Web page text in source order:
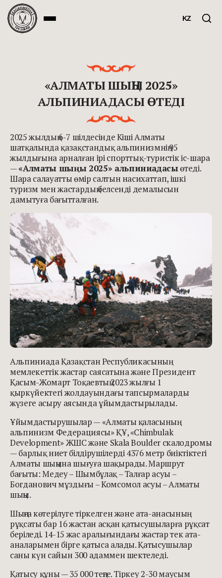
KZ
«АЛМАТЫ ШЫҢЫ 2025»
АЛЬПИНИАДАСЫ ӨТЕДІ
2025 жылдың 6-7 шілдесінде Кіші Алматы
шатқалында қазақстандық альпинизмнің 95
жылдығына арналған ірі спорттық-туристік іс-шара
—«Алматы шыңы 2025» альпиниадасыөтеді.
Шара салауатты өмір салтын насихаттап, ішкі
туризм мен жастардың белсенді демалысын
дамытуға бағытталған.
Альпиниада Қазақстан Республикасының
мемлекеттік жастар саясатына және Президент
Қасым-Жомарт Тоқаевтың 2023 жылғы 1
қыркүйектегі жолдауындағы тапсырмаларды
жүзеге асыру аясында ұйымдастырылады.
Ұйымдастырушылар — «Алматы қаласының
альпинизм Федерациясы» ҚҰ, «Chimbulak
Development» ЖШС және Skala Boulder скалодромы
— барлық ниет білдірушілерді 4376 метр биіктіктегі
Алматы шыңына шығуға шақырады. Маршрут
бағыты: Медеу – Шымбұлақ – Талғар асуы –
Богданович мұздығы – Комсомол асуы – Алматы
шыңы.
Шыңға көтерілуге тіркелген және ата-анасының
рұқсаты бар 16 жастан асқан қатысушыларға рұқсат
беріледі. 14-15 жас аралығындағы жастар тек ата-
аналарымен бірге қатыса алады. Қатысушылар
саны күн сайын 300 адаммен шектеледі.
Қатысу құны — 35 000 теңге. Тіркеу 2-30 маусым